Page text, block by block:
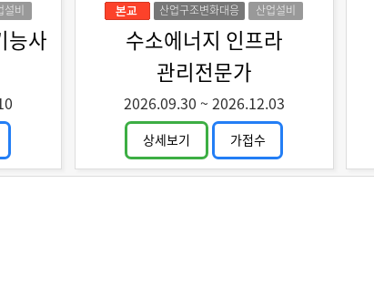
설비
능사
산업구조변화대응
특화훈련
산업설비
수소에너지 인프라
관리전문가
2026.09.30 ~ 2026.12.03
상세보기 가접수